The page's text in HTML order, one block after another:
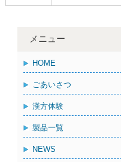
メニュー
HOME
ごあいさつ
漢方体験
製品一覧
NEWS